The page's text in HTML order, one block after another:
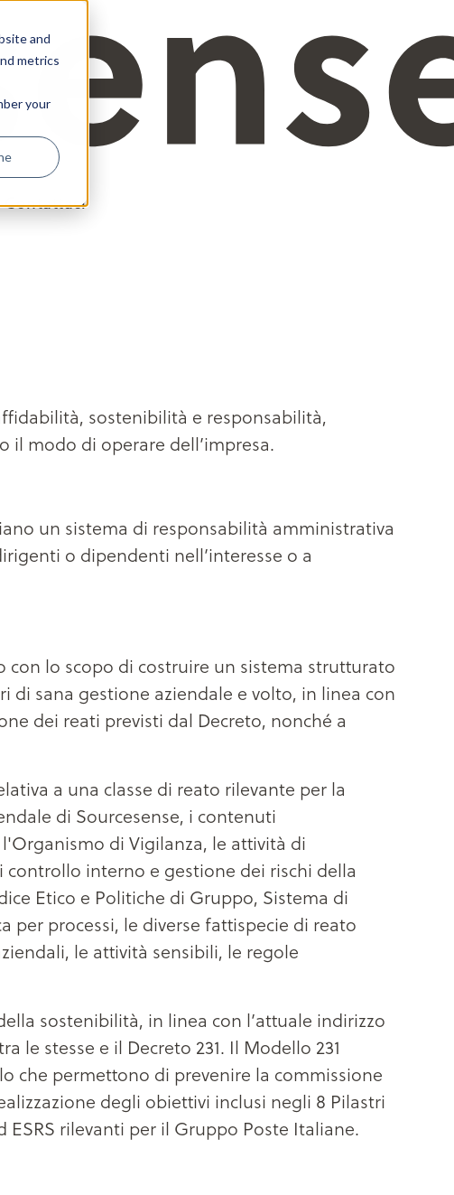
and
metrics
your
Contattaci
sostenibilità e responsabilità,
il modo di operare dell’impresa.
un sistema di responsabilità amministrativa
o dipendenti nell’interesse o a
lo scopo di costruire un sistema strutturato
sana gestione aziendale e volto, in linea con
dei reati previsti dal Decreto, nonché a
a una classe di reato rilevante per la
di Sourcesense, i contenuti
di Vigilanza, le attività di
interno e gestione dei rischi della
Etico e Politiche di Gruppo, Sistema di
per processi, le diverse fattispecie di reato
le attività sensibili, le regole
sostenibilità, in linea con l’attuale indirizzo
stesse e il Decreto 231. Il Modello 231
che permettono di prevenire la commissione
degli obiettivi inclusi negli 8 Pilastri
rilevanti per il Gruppo Poste Italiane.